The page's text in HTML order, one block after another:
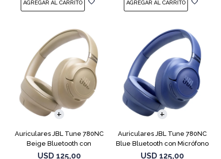
Auriculares JBL Tune 780NC
Beige Bluetooth con
Micrófono
USD 125,00
Auriculares JBL Tune 780NC
Blue Bluetooth con Micrófono
USD 125,00